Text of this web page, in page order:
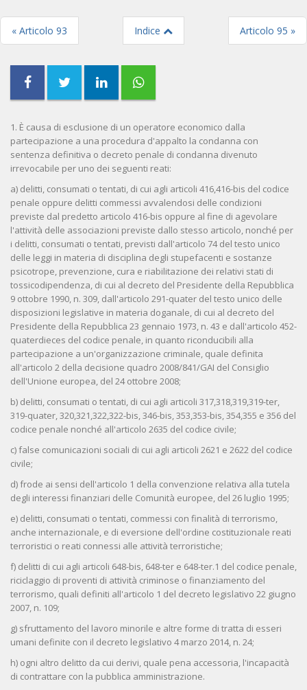
« Articolo 93 Indice Articolo 95 »
1. È causa di esclusione di un operatore economico dalla
partecipazione a una procedura d'appalto la condanna con
sentenza definitiva o decreto penale di condanna divenuto
irrevocabile per uno dei seguenti reati:
a) delitti, consumati o tentati, di cui agli articoli 416,416-bis del codice
penale oppure delitti commessi avvalendosi delle condizioni
previste dal predetto articolo 416-bis oppure al fine di agevolare
l'attività delle associazioni previste dallo stesso articolo, nonché per
i delitti, consumati o tentati, previsti dall'articolo 74 del testo unico
delle leggi in materia di disciplina degli stupefacenti e sostanze
psicotrope, prevenzione, cura e riabilitazione dei relativi stati di
tossicodipendenza, di cui al decreto del Presidente della Repubblica
9 ottobre 1990, n. 309, dall'articolo 291-quater del testo unico delle
disposizioni legislative in materia doganale, di cui al decreto del
Presidente della Repubblica 23 gennaio 1973, n. 43 e dall'articolo 452-
quaterdieces del codice penale, in quanto riconducibili alla
partecipazione a un'organizzazione criminale, quale definita
all'articolo 2 della decisione quadro 2008/841/GAI del Consiglio
dell'Unione europea, del 24 ottobre 2008;
b) delitti, consumati o tentati, di cui agli articoli 317,318,319,319-ter,
319-quater, 320,321,322,322-bis, 346-bis, 353,353-bis, 354,355 e 356 del
codice penale nonché all'articolo 2635 del codice civile;
c) false comunicazioni sociali di cui agli articoli 2621 e 2622 del codice
civile;
d) frode ai sensi dell'articolo 1 della convenzione relativa alla tutela
degli interessi finanziari delle Comunità europee, del 26 luglio 1995;
e) delitti, consumati o tentati, commessi con finalità di terrorismo,
anche internazionale, e di eversione dell'ordine costituzionale reati
terroristici o reati connessi alle attività terroristiche;
f) delitti di cui agli articoli 648-bis, 648-ter e 648-ter.1 del codice penale,
riciclaggio di proventi di attività criminose o finanziamento del
terrorismo, quali definiti all'articolo 1 del decreto legislativo 22 giugno
2007, n. 109;
g) sfruttamento del lavoro minorile e altre forme di tratta di esseri
umani definite con il decreto legislativo 4 marzo 2014, n. 24;
h) ogni altro delitto da cui derivi, quale pena accessoria, l'incapacità
di contrattare con la pubblica amministrazione.